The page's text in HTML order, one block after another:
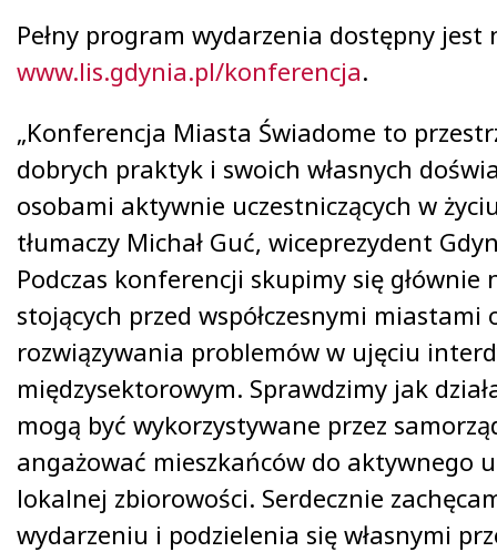
Pełny program wydarzenia dostępny jest
www.lis.gdynia.pl/konferencja.
„Konferencja Miasta Świadome to
dobrych praktyk i swoich własnych
osobami aktywnie uczestniczących w
tłumaczy Michał Guć, wiceprezydent
Podczas konferencji skupimy się głównie
stojących przed współczesnymi miastami
rozwiązywania problemów w ujęciu
międzysektorowym. Sprawdzimy jak
mogą być wykorzystywane przez
angażować mieszkańców do aktywnego
lokalnej zbiorowości. Serdecznie
wydarzeniu i podzielenia się własnymi